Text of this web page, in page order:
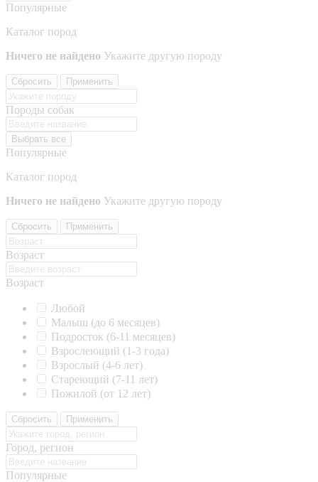
Популярные
Каталог пород
Ничего не найдено Укажите другую породу
Сбросить Применить
Породы собак
Выбрать все
Популярные
Каталог пород
Ничего не найдено Укажите другую породу
Сбросить Применить
Возраст
Возраст
Любой
Малыш (до 6 месяцев)
Подросток (6-11 месяцев)
Взрослеющий (1-3 года)
Взрослый (4-6 лет)
Стареющий (7-11 лет)
Пожилой (от 12 лет)
Сбросить Применить
Город, регион
Популярные